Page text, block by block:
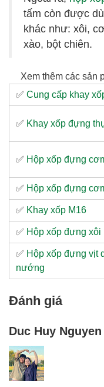
tấm còn được
khác như: xôi,
xào, bột chiên.
Xem thêm các sản
✅ Cung cấp khay
✅ Khay xốp đựng
✅ Hộp xốp đựng
✅ Hộp xốp đựng
✅ Khay xốp M16
✅ Hộp xốp đựng xôi
✅ Hộp xốp đựng vịt
nướng
Đánh giá
Duc Huy Nguyen